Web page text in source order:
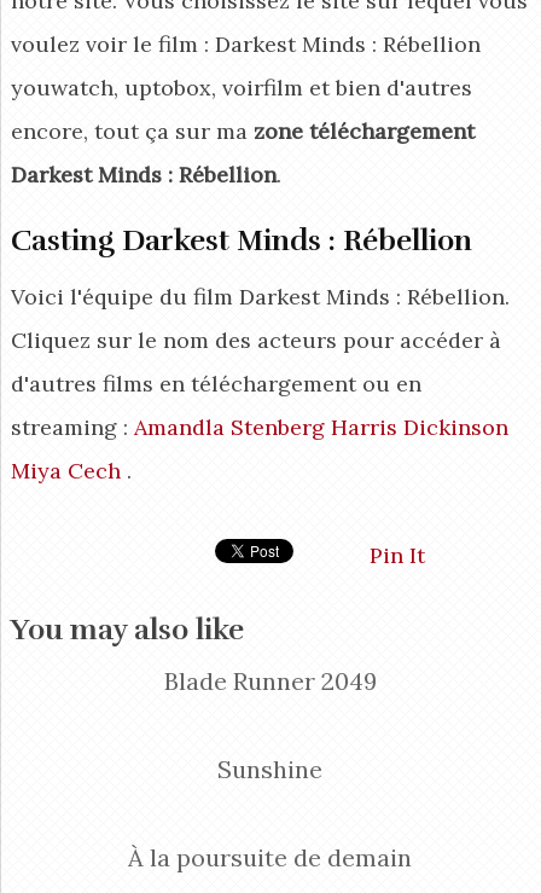
voulez voir le film : Darkest Minds : Rébellion
youwatch, uptobox, voirfilm et bien d'autres
encore, tout ça sur ma zone téléchargement
Darkest Minds : Rébellion.
Casting Darkest Minds : Rébellion
Voici l'équipe du film Darkest Minds : Rébellion.
Cliquez sur le nom des acteurs pour accéder à
d'autres films en téléchargement ou en
streaming : Amandla Stenberg Harris Dickinson
Miya Cech.
Pin It
You may also like
Blade Runner 2049
Sunshine
À la poursuite de demain